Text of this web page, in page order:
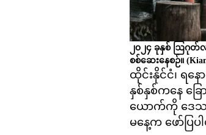
၂၀၂၄ ခုနှစ် ဩဂုတ်
စစ်ဆေးနေစဉ်။
ထိုင်းနိုင်ငံ၊ ရ
နှစ်နှစ်ကနေ ခြ
ယောက်ကို ဒေသ
မနေ့က ဖော်ပြ